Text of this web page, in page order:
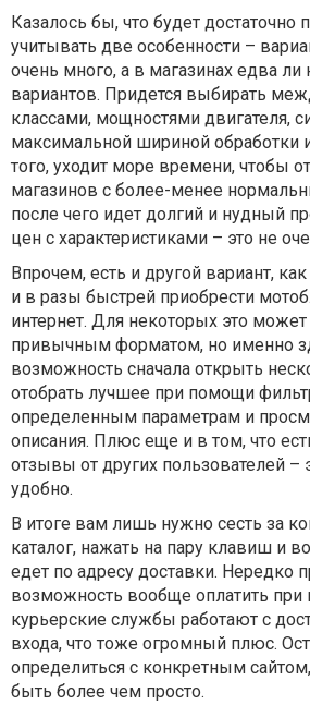
Казалось бы, что будет достаточно
учитывать две особенности –
очень много, а в магазинах едва ли
вариантов. Придется выбирать
классами, мощностями двигателя,
максимальной шириной обработки
того, уходит море времени, чтобы
магазинов с более-менее
после чего идет долгий и нудный
цен с характеристиками – это не
Впрочем, есть и другой вариант,
и в разы быстрей приобрести
интернет. Для некоторых это
привычным форматом, но именно
возможность сначала открыть
отобрать лучшее при помощи
определенным параметрам и
описания. Плюс еще и в том, что
отзывы от других пользователей –
удобно.
В итоге вам лишь нужно сесть за
каталог, нажать на пару клавиш и
едет по адресу доставки. Нередко
возможность вообще оплатить при
курьерские службы работают с
входа, что тоже огромный плюс.
определиться с конкретным
быть более чем просто.